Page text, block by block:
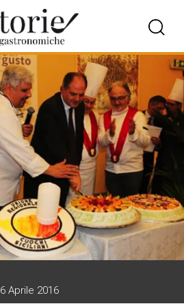
6 Aprile 2016